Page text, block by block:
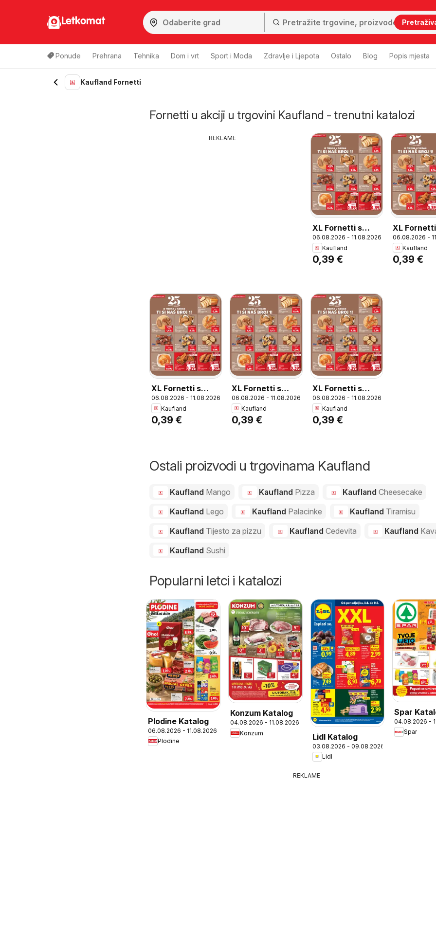
Letkomat
Ponude Prehrana Tehnika Dom i vrt Sport i Moda Zdravlje i Ljepota Ostalo Blog Popis mjesta
Kaufland Fornetti
Fornetti u akciji u trgovini Kaufland - trenutni katalozi
REKLAME
XL Fornetti s
pizzom, XL
Fornetti s pizzom
85 g
06.08.2026 - 11.08.2026
Kaufland
0,39 €
XL
pizzom, XL
Fornetti s
85 g
06.08.2026 -
Kaufland
0,39 €
XL Fornetti s
pizzom, XL
Fornetti s pizzom
85 g
06.08.2026 - 11.08.2026
Kaufland
0,39 €
XL Fornetti s
pizzom, XL
Fornetti s pizzom
85 g
06.08.2026 - 11.08.2026
Kaufland
0,39 €
XL Fornetti s
pizzom, XL
Fornetti s pizzom
85 g
06.08.2026 - 11.08.2026
Kaufland
0,39 €
Ostali proizvodi u trgovinama Kaufland
Kaufland Mango Kaufland Pizza KauflandCheesecake
Kaufland Lego Kaufland Palacinke Kaufland Tiramisu
Kaufland Tijesto za pizzu Kaufland Cedevita Kaufland
Kaufland Sushi
Popularni letci i katalozi
Plodine Katalog
06.08.2026 - 11.08.2026
Plodine
Konzum Katalog
04.08.2026 - 11.08.2026
Konzum
Lidl Katalog
03.08.2026 - 09.08.2026
Lidl
Spar
04.08.2026 -
Spar
REKLAME